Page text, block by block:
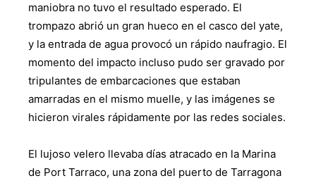
maniobra no tuvo el resultado esperado. El
trompazo abrió un gran hueco en el casco del yate,
y la entrada de agua provocó un rápido naufragio. El
momento del impacto incluso pudo ser gravado por
tripulantes de embarcaciones que estaban
amarradas en el mismo muelle, y las imágenes se
hicieron virales rápidamente por las redes sociales.
El lujoso velero llevaba días atracado en la Marina
de Port Tarraco, una zona del puerto de Tarragona